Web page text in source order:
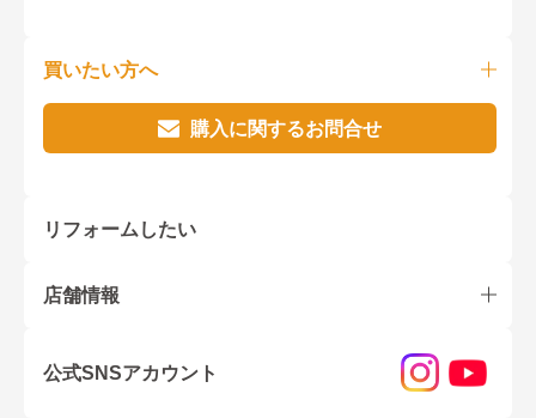
買いたい方へ
購入に関するお問合せ
リフォームしたい
店舗情報
公式SNSアカウント